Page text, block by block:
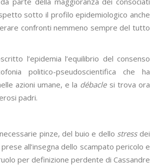
sotto il profilo epidemiologico anche
confronti nemmeno sempre del tutto
l’epidemia l’equilibrio del consenso
politico-pseudoscientifica che ha
azioni umane, e la débaclesi trova ora
padri.
pinze, del buio e dello stressdei
all’insegna dello scampato pericolo e
per definizione perdente di Cassandre